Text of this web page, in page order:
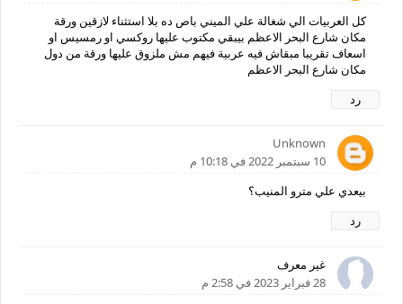
كل العربيات الي شغالة علي الميني باص ده بلا استثناء لازقين ورقة
مكان شارع البحر الاعظم بيبقي مكتوب عليها روكسي او رمسيس او
اسعاف تقريبا مبقاش فيه عربية فيهم مش ملزوق عليها ورقة من دول
مكان شارع البحر الاعظم
رد
Unknown
10 سبتمبر 2022 في 10:18 م
بيعدي علي مترو المنيب؟
رد
غير معرف
28 فبراير 2023 في 2:58 م